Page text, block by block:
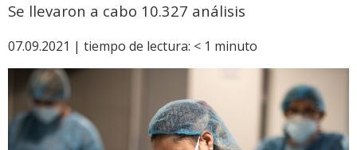
Se llevaron a cabo 10.327 análisis
07.09.2021 | tiempo de lectura: < 1 minuto